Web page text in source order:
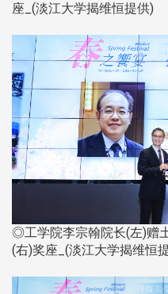
座_(淡江大学揭维恒提供)​​​​​​​
◎工学院李宗翰院长(左)赠
(右)奖座_(淡江大学揭维恒